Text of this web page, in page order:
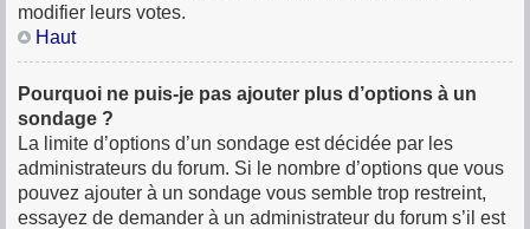
modifier leurs votes.
Haut
Pourquoi ne puis-je pas ajouter plus d’options à un
sondage ?
La limite d’options d’un sondage est décidée par les
administrateurs du forum. Si le nombre d’options que vous
pouvez ajouter à un sondage vous semble trop restreint,
essayez de demander à un administrateur du forum s’il est